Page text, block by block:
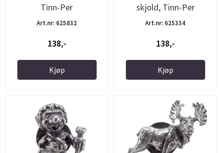
Tinn-Per
Art.nr: 625832
138,-
Kjøp
skjold, Tinn-Per
Art.nr: 625334
138,-
Kjøp